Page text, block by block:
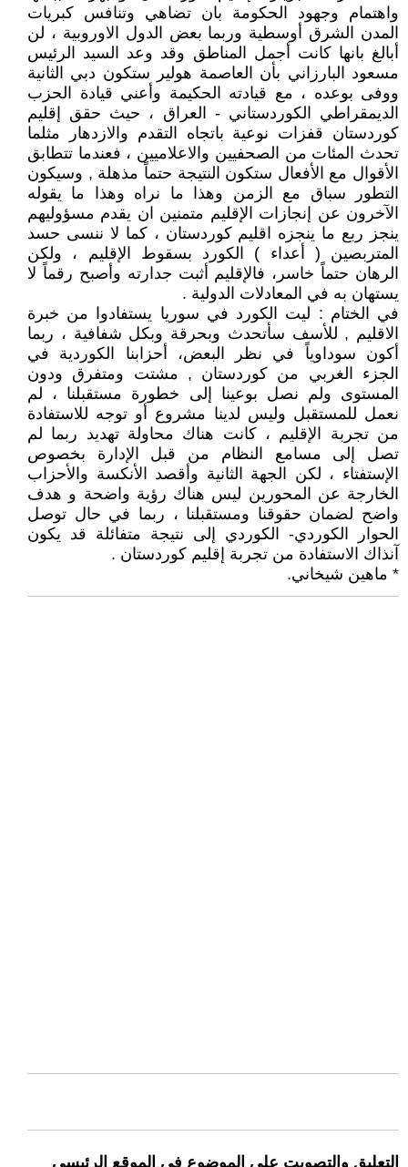
واهتمام وجهود الحكومة بان تضاهي وتنافس كبريات
المدن الشرق أوسطية وربما بعض الدول الاوروبية ، لن
أبالغ بانها كانت أجمل المناطق وقد وعد السيد الرئيس
مسعود البارزاني بأن العاصمة هولير ستكون دبي الثانية
ووفى بوعده ، مع قيادته الحكيمة وأعني قيادة الحزب
الديمقراطي الكوردستاني - العراق ، حيث حقق إقليم
كوردستان قفزات نوعية باتجاه التقدم والازدهار مثلما
تحدث المئات من الصحفيين والاعلاميين ، فعندما تتطابق
الأقوال مع الأفعال ستكون النتيجة حتماً مذهلة , وسيكون
التطور سباق مع الزمن وهذا ما نراه وهذا ما يقوله
الآخرون عن إنجازات الإقليم متمنين ان يقدم مسؤوليهم
ينجز ربع ما ينجزه اقليم كوردستان ، كما لا ننسى حسد
المتربصين ( أعداء ) الكورد بسقوط الإقليم ، ولكن
الرهان حتماً خاسر، فالإقليم أثبت جدارته وأصبح رقماً لا
يستهان به في المعادلات الدولية .
في الختام : ليت الكورد في سوريا يستفادوا من خبرة
الاقليم , للأسف سأتحدث وبحرقة وبكل شفافية ، ربما
أكون سوداوياً في نظر البعض، أحزابنا الكوردية في
الجزء الغربي من كوردستان , مشتت ومتفرق ودون
المستوى ولم نصل بوعينا إلى خطورة مستقبلنا ، لم
نعمل للمستقبل وليس لدينا مشروع أو توجه للاستفادة
من تجربة الإقليم ، كانت هناك محاولة تهديد ربما لم
تصل إلى مسامع النظام من قبل الإدارة بخصوص
الإستفتاء ، لكن الجهة الثانية وأقصد الأنكسة والأحزاب
الخارجة عن المحورين ليس هناك رؤية واضحة و هدف
واضح لضمان حقوقنا ومستقبلنا ، ربما في حال توصل
الحوار الكوردي- الكوردي إلى نتيجة متفائلة قد يكون
آنذاك الاستفادة من تجربة إقليم كوردستان .
* ماهين شيخاني.
التعليق والتصويت على الموضوع في الموقع الرئيسي